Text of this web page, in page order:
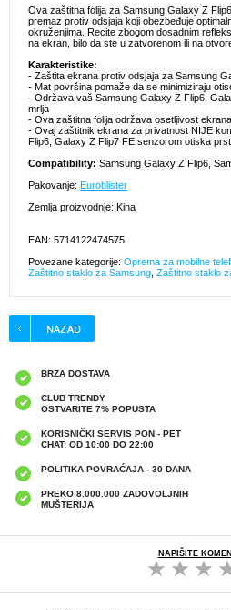
Ova zaštitna folija za Samsung Galaxy Z
premaz protiv odsjaja koji obezbeđuje
okruženjima. Recite zbogom dosadnim
na ekran, bilo da ste u zatvorenom ili na
Karakteristike:
- Zaštita ekrana protiv odsjaja za Samsung
- Mat površina pomaže da se minimiziraju
- Održava vaš Samsung Galaxy Z Flip6,
mrlja
- Ova zaštitna folija održava osetljivost
- Ovaj zaštitnik ekrana za privatnost NIJE
Flip6, Galaxy Z Flip7 FE senzorom otiska
Compatibility: Samsung Galaxy Z Flip6,
Pakovanje: Euroblister
Zemlja proizvodnje: Kina
EAN: 5714122474575
Povezane kategorije: Oprema za mobilne
Zaštitno staklo za Samsung Zaštitno staklo
BRZA DOSTAVA
CLUB TRENDY
OSTVARITE 7% POPUSTA
KORISNIČKI SERVIS PON - PET
CHAT: OD 10:00 DO 22:00
POLITIKA POVRAĆAJA - 30 DANA
PREKO 8.000.000 ZADOVOLJNIH
MUŠTERIJA
NAPIŠITE